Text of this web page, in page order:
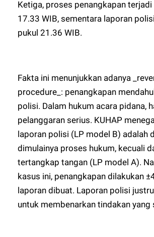
Ketiga, proses penangkapan
17.33 WIB, sementara laporan
pukul 21.36 WIB.
Fakta ini menunjukkan adanya
procedure_: penangkapan
polisi. Dalam hukum acara pidana,
pelanggaran serius. KUHAP
laporan polisi (LP model B) adalah
dimulainya proses hukum, kecuali
tertangkap tangan (LP model A).
kasus ini, penangkapan dilakukan
laporan dibuat. Laporan polisi
untuk membenarkan tindakan yang